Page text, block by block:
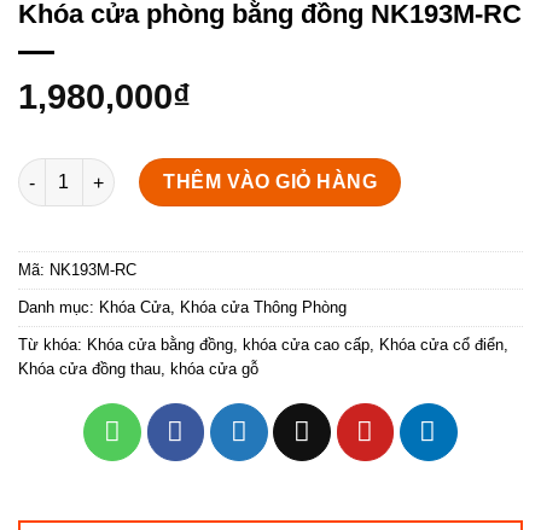
Khóa cửa phòng bằng đồng NK193M-RC
1,980,000₫
Khóa cửa phòng bằng đồng NK193M-RC số lượng
THÊM VÀO GIỎ HÀNG
Mã: NK193M-RC
Danh mục: Khóa Cửa, Khóa cửa Thông Phòng
Từ khóa: Khóa cửa bằng đồng, khóa cửa cao cấp, Khóa cửa cổ điển,
Khóa cửa đồng thau, khóa cửa gỗ